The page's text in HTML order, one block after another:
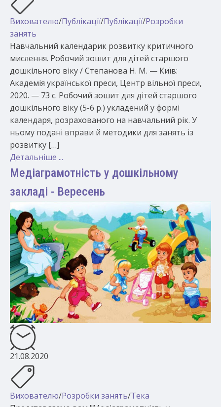
Вихователю/Публікації/Публікації/Розробки
занять
Навчальний календарик розвитку критичного
мислення. Робочий зошит для дітей старшого
дошкільного віку / Степанова Н. М. — Київ:
Академія української преси, Центр вільної преси,
2020. — 73 с. Робочий зошит для дітей старшого
дошкільного віку (5-6 р.) укладений у формі
календаря, розрахованого на навчальний рік. У
ньому подані вправи й методики для занять із
розвитку […]
Детальніше ...
Медіаграмотність у дошкільному
закладі - Вересень
21.08.2020
Вихователю/Розробки занять/Тека